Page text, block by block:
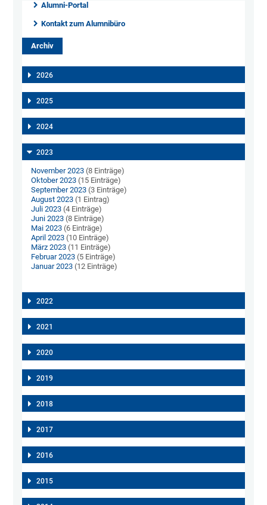
Alumni-Portal
Kontakt zum Alumnibüro
Archiv
2026
2025
2024
2023
November 2023 (8 Einträge)
Oktober 2023 (15 Einträge)
September 2023 (3 Einträge)
August 2023 (1 Eintrag)
Juli 2023 (4 Einträge)
Juni 2023 (8 Einträge)
Mai 2023 (6 Einträge)
April 2023 (10 Einträge)
März 2023 (11 Einträge)
Februar 2023 (5 Einträge)
Januar 2023 (12 Einträge)
2022
2021
2020
2019
2018
2017
2016
2015